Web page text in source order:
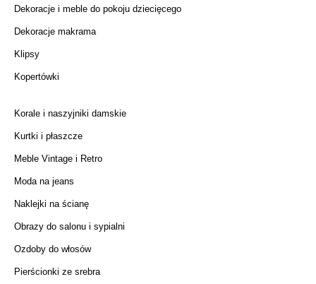
Dekoracje i meble do pokoju dziecięcego
Dekoracje makrama
Klipsy
Kopertówki
Korale i naszyjniki damskie
Kurtki i płaszcze
Meble Vintage i Retro
Moda na jeans
Naklejki na ścianę
Obrazy do salonu i sypialni
Ozdoby do włosów
Pierścionki ze srebra